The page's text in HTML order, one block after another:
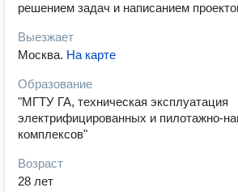
решением задач и написанием
Выезжает
Москва. На карте
Образование
"МГТУ ГА, техническая эксплуатация
электрифицированных и пилотажно-
комплексов"
Возраст
28 лет